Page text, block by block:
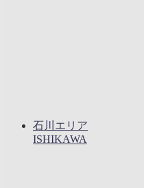
石川エリア
ISHIKAWA